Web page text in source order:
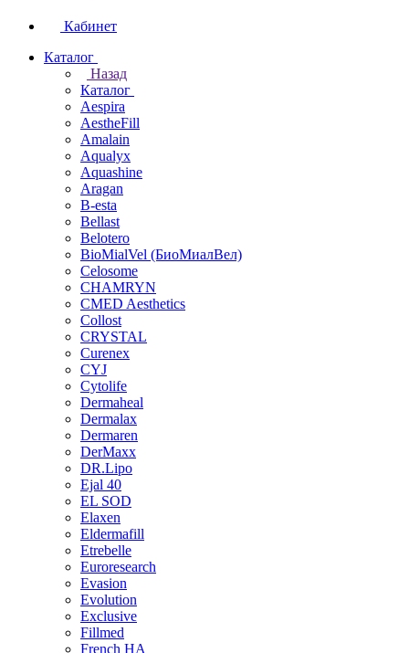
Кабинет
Каталог
Назад
Каталог
Aespira
AestheFill
Amalain
Aqualyx
Aquashine
Aragan
B-esta
Bellast
Belotero
BioMialVel (БиоМиалВел)
Celosome
CHAMRYN
CMED Aesthetics
Collost
CRYSTAL
Curenex
CYJ
Cytolife
Dermaheal
Dermalax
Dermaren
DerMaxx
DR.Lipo
Ejal 40
EL SOD
Elaxen
Eldermafill
Etrebelle
Euroresearch
Evasion
Evolution
Exclusive
Fillmed
French HA